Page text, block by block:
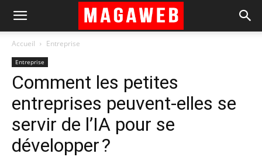
Accueil Entreprise
Entreprise
Comment les petites
entreprises peuvent-elles se
servir de l’IA pour se
développer ?